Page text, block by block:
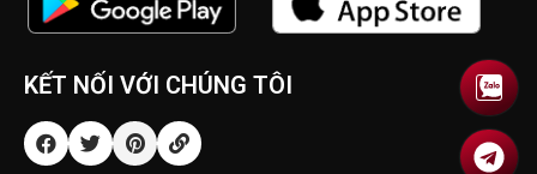
KẾT NỐI VỚI CHÚNG TÔI